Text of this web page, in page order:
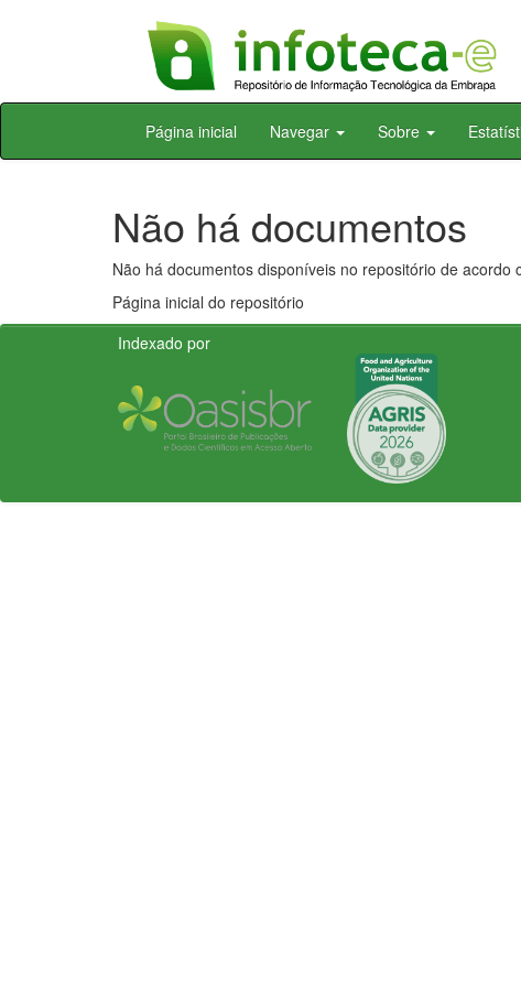
Skip
Página inicial Navegar Sobre
Não há documentos
Não há documentos disponíveis no repositório de acordo
Página inicial do repositório
Indexado por